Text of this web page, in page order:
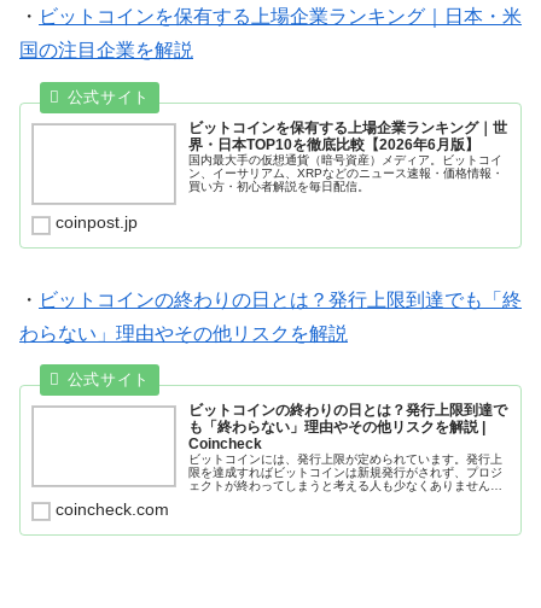
・ ビットコインを保有する上場企業ランキング｜日本・米
国の注目企業を解説
ビットコインを保有する上場企業ランキング｜世
界・日本TOP10を徹底比較【2026年6月版】
国内最大手の仮想通貨（暗号資産）メディア。ビットコイ
ン、イーサリアム、XRPなどのニュース速報・価格情報・
買い方・初心者解説を毎日配信。
coinpost.jp
・ ビットコインの終わりの日とは？発行上限到達でも「終
わらない」理由やその他リスクを解説
ビットコインの終わりの日とは？発行上限到達で
も「終わらない」理由やその他リスクを解説 |
Coincheck
ビットコインには、発行上限が定められています。発行上
限を達成すればビットコインは新規発行がされず、プロジ
ェクトが終わってしまうと考える人も少なくありません。
coincheck.com